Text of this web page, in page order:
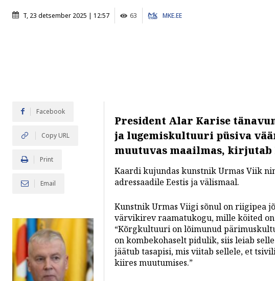
T, 23 detsember 2025 | 12:57 63 MKE.EE
Facebook
Copy URL
Print
Email
President Alar Karise
ja lugemiskultuuri püsiva
muutuvas maailmas, kirjutab
Kaardi kujundas kunstnik Urmas Viik
adressaadile Eestis ja välismaal.
Kunstnik Urmas Viigi sõnul on riigipea
värvikirev raamatukogu, mille köited
“Kõrgkultuuri on lõimunud
on kombekohaselt pidulik, siis leiab
jäätub tasapisi, mis viitab sellele, et
kiires muutumises.”